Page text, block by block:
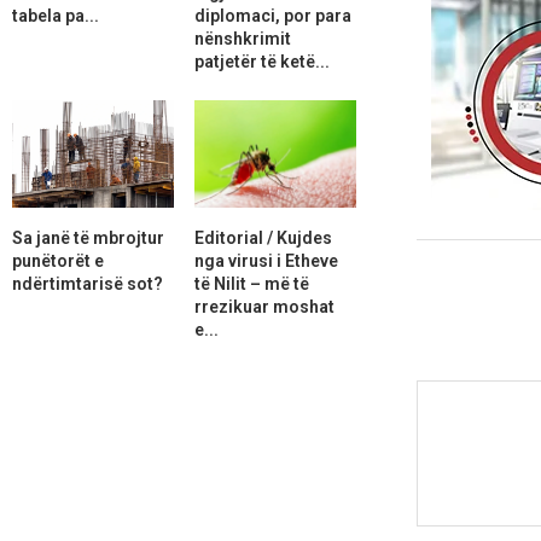
tabela pa...
diplomaci, por para
nënshkrimit
patjetër të ketë...
Sa janë të mbrojtur
punëtorët e
ndërtimtarisë sot?
Editorial / Kujdes
nga virusi i Etheve
të Nilit – më të
rrezikuar moshat
e...